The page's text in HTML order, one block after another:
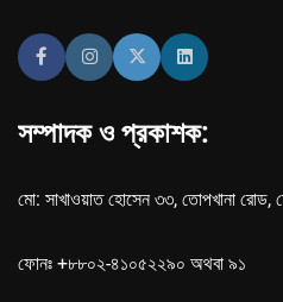
সম্পাদক ও প্রকাশক:
মো: সাখাওয়াত হোসেন ৩৩, তোপখানা রোড,
ফোনঃ +৮৮০২-৪১০৫২২৯০ অথবা ৯১